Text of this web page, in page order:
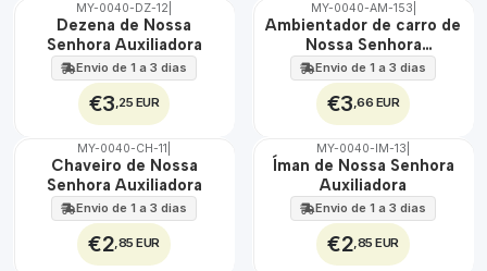
🇵🇹
100%
MY-0040-DZ-12
Dezena de Nossa
Senhora Auxiliadora
Envio de 1 a 3 dias
€3,25 EUR
🇵🇹
100%
MY-0040-AM-153
Ambientador de carro de
Nossa Senhora
Auxiliadora
Envio de 1 a 3 dias
€3,66 EUR
🇵🇹
100%
MY-0040-CH-11
Chaveiro de Nossa
Senhora Auxiliadora
Envio de 1 a 3 dias
€2,85 EUR
🇵🇹
MY-0040-IM-13
Íman de Nossa Senhora
Auxiliadora
Envio de 1 a 3 dias
€2,85 EUR